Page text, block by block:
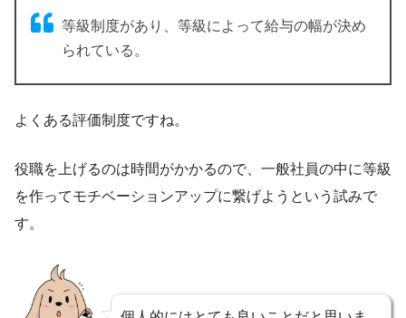
等級制度があり、等級によって給与の幅が決め
られている。
よくある評価制度ですね。
役職を上げるのは時間がかかるので、一般社員の中に等級
を作ってモチベーションアップに繋げようという試みで
す。